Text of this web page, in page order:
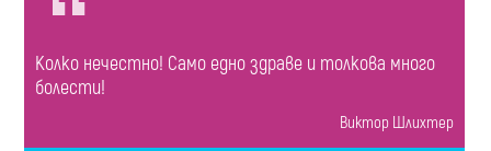
Колко нечестно! Само едно здраве и толкова много
болести!
Виктор Шлихтер